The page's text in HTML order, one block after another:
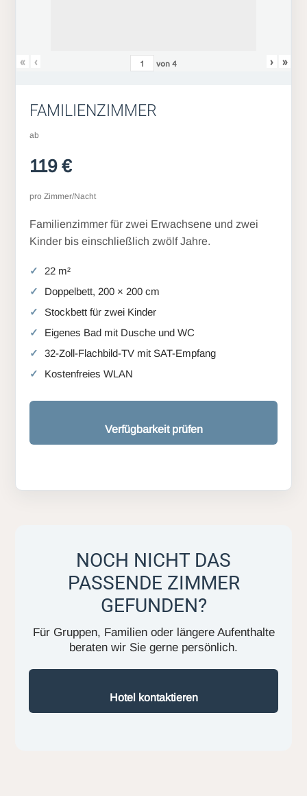
« ‹ von4 › »
FAMILIENZIMMER
ab
119 €
pro Zimmer/Nacht
Familienzimmer für zwei Erwachsene und zwei
Kinder bis einschließlich zwölf Jahre.
22 m²
Doppelbett, 200 × 200 cm
Stockbett für zwei Kinder
Eigenes Bad mit Dusche und WC
32-Zoll-Flachbild-TV mit SAT-Empfang
Kostenfreies WLAN
Verfügbarkeit prüfen
NOCH NICHT DAS
PASSENDE ZIMMER
GEFUNDEN?
Für Gruppen, Familien oder längere Aufenthalte
beraten wir Sie gerne persönlich.
Hotel kontaktieren